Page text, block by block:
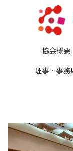
協会概要
理事・事務